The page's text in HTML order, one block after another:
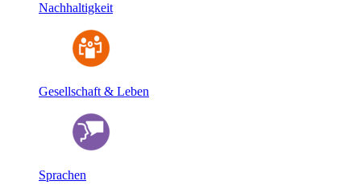
Nachhaltigkeit
Gesellschaft & Leben
Sprachen